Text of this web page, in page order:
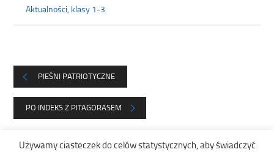
Aktualności klasy 1-3
PIEŚNI PATRIOTYCZNE
PO INDEKS Z PITAGORASEM
Używamy ciasteczek do celów statystycznych, aby świadczyć